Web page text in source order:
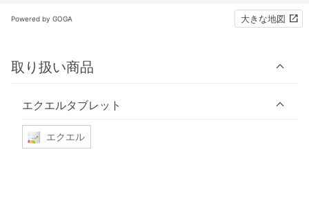
Powered by GOGA 大きな地図
取り扱い商品
エクエルタブレット
エクエル